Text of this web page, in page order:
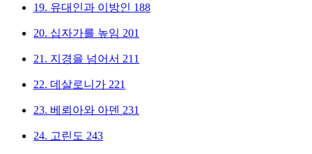
19. 유대인과 이방인 188
20. 십자가를 높임 201
21. 지경을 넘어서 211
22. 데살로니가 221
23. 베뢰아와 아덴 231
24. 고린도 243